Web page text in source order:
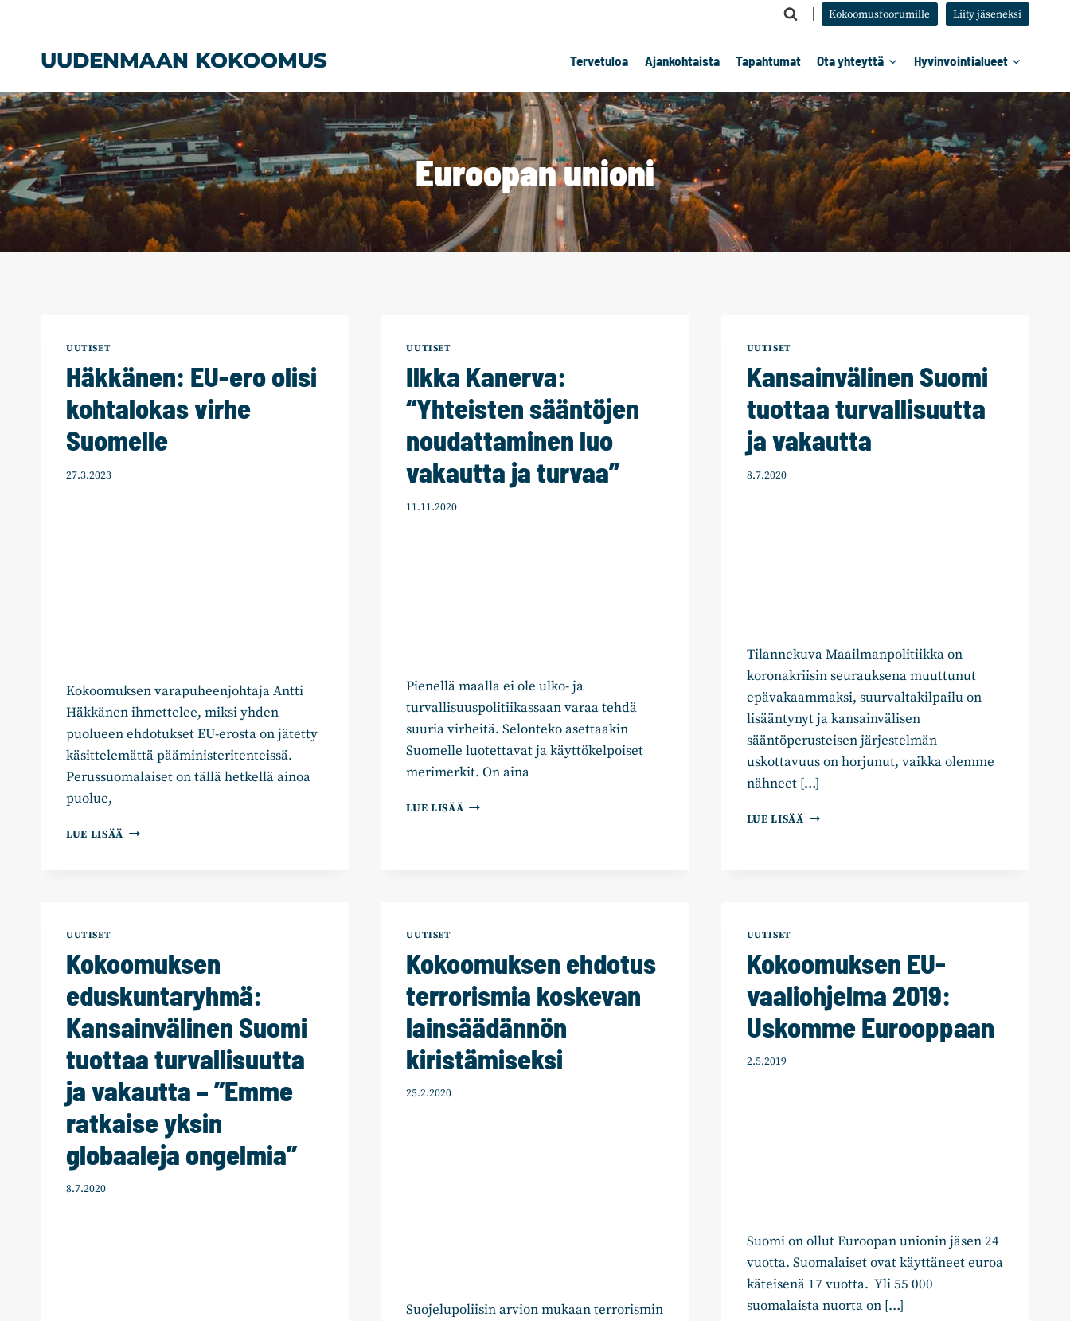
Kokoomusfoorumille Liity jäseneksi
UUDENMAAN KOKOOMUS Tervetuloa Ajankohtaista Tapahtumat Ota yhteyttä Hyvinvointialueet
Euroopan unioni
UUTISET
Häkkänen: EU-ero olisi
kohtalokas virhe
Suomelle
27.3.2023
Kokoomuksen varapuheenjohtaja Antti
Häkkänen ihmettelee, miksi yhden
puolueen ehdotukset EU-erosta on jätetty
käsittelemättä pääministeritenteissä.
Perussuomalaiset on tällä hetkellä ainoa
puolue,
LUE LISÄÄ HÄKKÄNEN:
UUTISET
Ilkka Kanerva:
“Yhteisten sääntöjen
noudattaminen luo
vakautta ja turvaa”
11.11.2020
Pienellä maalla ei ole ulko- ja
turvallisuuspolitiikassaan varaa tehdä
suuria virheitä. Selonteko asettaakin
Suomelle luotettavat ja käyttökelpoiset
merimerkit. On aina
LUE LISÄÄ ILKKA
UUTISET
Kansainvälinen Suomi
tuottaa turvallisuutta
ja vakautta
8.7.2020
Tilannekuva Maailmanpolitiikka on
koronakriisin seurauksena muuttunut
epävakaammaksi, suurvaltakilpailu on
lisääntynyt ja kansainvälisen
sääntöperusteisen järjestelmän
uskottavuus on horjunut, vaikka olemme
nähneet […]
LUE LISÄÄ KANSAINVÄLINEN
UUTISET
Kokoomuksen
eduskuntaryhmä:
Kansainvälinen Suomi
tuottaa turvallisuutta
ja vakautta – ”Emme
ratkaise yksin
globaaleja ongelmia”
8.7.2020
UUTISET
Kokoomuksen ehdotus
terrorismia koskevan
lainsäädännön
kiristämiseksi
25.2.2020
Suojelupoliisin arvion mukaan terrorismin
UUTISET
Kokoomuksen EU-
vaaliohjelma 2019:
Uskomme Eurooppaan
2.5.2019
Suomi on ollut Euroopan unionin jäsen 24
vuotta. Suomalaiset ovat käyttäneet euroa
käteisenä 17 vuotta. Yli 55 000
suomalaista nuorta on […]